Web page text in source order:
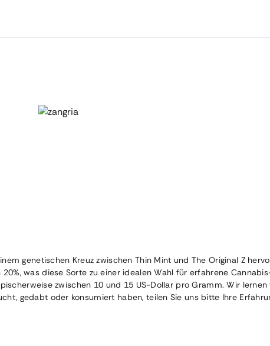
genetischen Kreuz zwischen Thin Mint und The Original Z
was diese Sorte zu einer idealen Wahl für erfahrene
zwischen 10 und 15 US-Dollar pro Gramm. Wir
gedabt oder konsumiert haben, teilen Sie uns bitte Ihre